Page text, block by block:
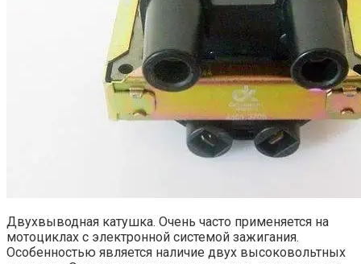
Двухвыводная катушка. Очень часто применяется на
мотоциклах с электронной системой зажигания.
Особенностью является наличие двух высоковольтных